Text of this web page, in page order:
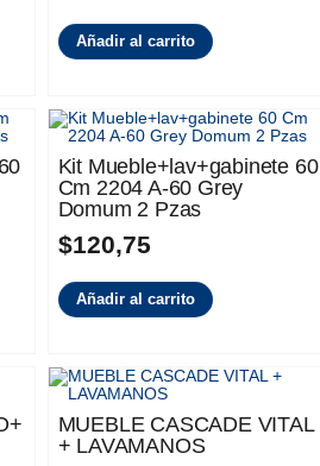
Añadir al carrito
Kit Mueble+lav+gabinete 60
Cm 2204 A-60 Grey
Domum 2 Pzas
$120,75
Añadir al carrito
MUEBLE CASCADE VITAL
+ LAVAMANOS